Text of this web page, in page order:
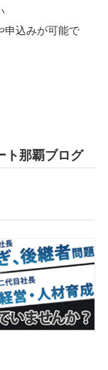
申込みが可能で
ト那覇ブログ